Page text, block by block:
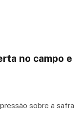
no campo e
sobre a safra